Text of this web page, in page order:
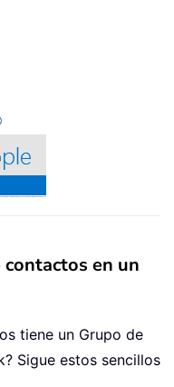
en un
tiene un Grupo de
Sigue estos sencillos